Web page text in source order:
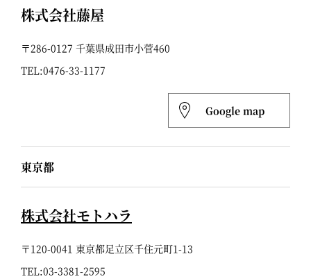
株式会社藤屋
〒286-0127 千葉県成田市小菅460
TEL:0476-33-1177
Google map
東京都
株式会社モトハラ
〒120-0041 東京都足立区千住元町1-13
TEL:03-3381-2595